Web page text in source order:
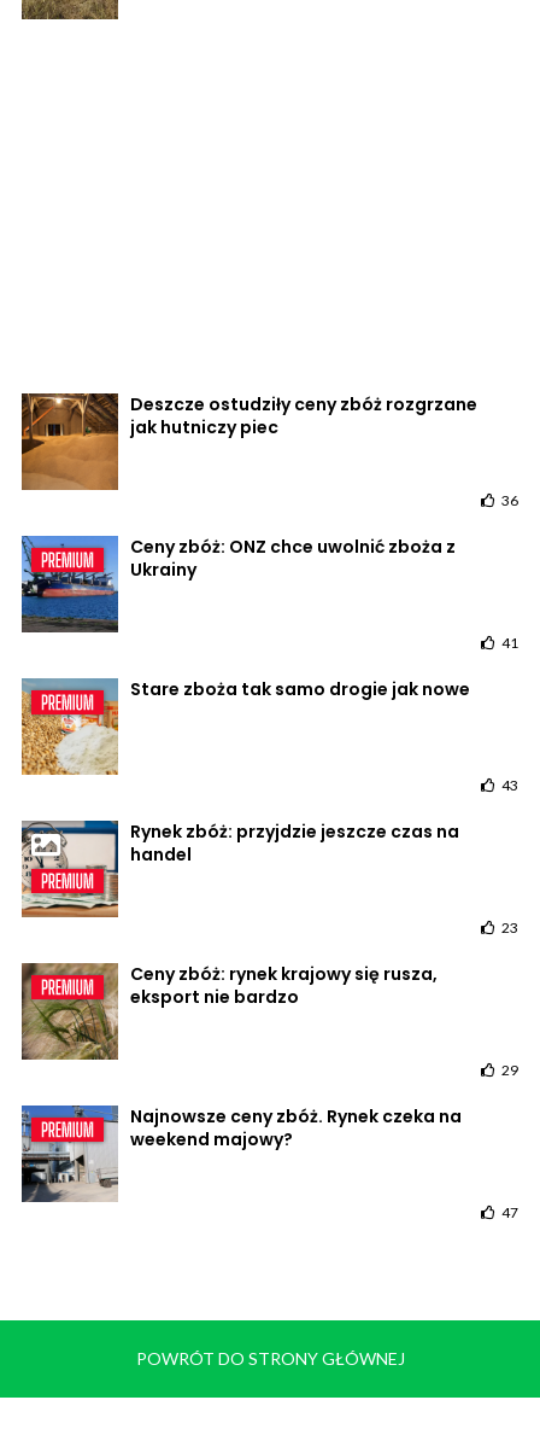
Deszcze ostudziły ceny zbóż rozgrzane
jak hutniczy piec
36
Ceny zbóż: ONZ chce uwolnić zboża z
Ukrainy
41
Stare zboża tak samo drogie jak nowe
43
Rynek zbóż: przyjdzie jeszcze czas na
handel
23
Ceny zbóż: rynek krajowy się rusza,
eksport nie bardzo
29
Najnowsze ceny zbóż. Rynek czeka na
weekend majowy?
47
POWRÓT DO STRONY GŁÓWNEJ